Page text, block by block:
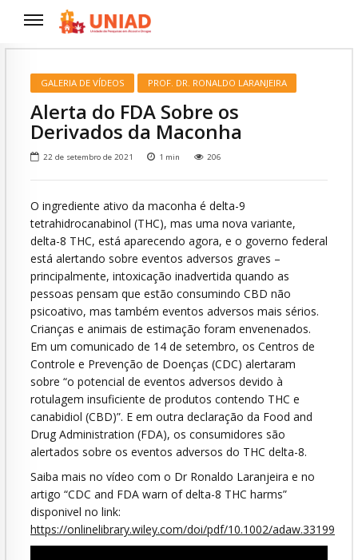
GALERIA DE VÍDEOS PROF. DR. RONALDO LARANJEIRA
Alerta do FDA Sobre os
Derivados da Maconha
22 de setembro de 2021 1 min 206
O ingrediente ativo da maconha é delta-9
tetrahidrocanabinol (THC), mas uma nova variante,
delta-8 THC, está aparecendo agora, e o governo federal
está alertando sobre eventos adversos graves –
principalmente, intoxicação inadvertida quando as
pessoas pensam que estão consumindo CBD não
psicoativo, mas também eventos adversos mais sérios.
Crianças e animais de estimação foram envenenados.
Em um comunicado de 14 de setembro, os Centros de
Controle e Prevenção de Doenças (CDC) alertaram
sobre “o potencial de eventos adversos devido à
rotulagem insuficiente de produtos contendo THC e
canabidiol (CBD)”. E em outra declaração da Food and
Drug Administration (FDA), os consumidores são
alertados sobre os eventos adversos do THC delta-8.
Saiba mais no vídeo com o Dr Ronaldo Laranjeira e no
artigo “CDC and FDA warn of delta-8 THC harms”
disponivel no link:
https://onlinelibrary.wiley.com/doi/pdf/10.1002/adaw.33199